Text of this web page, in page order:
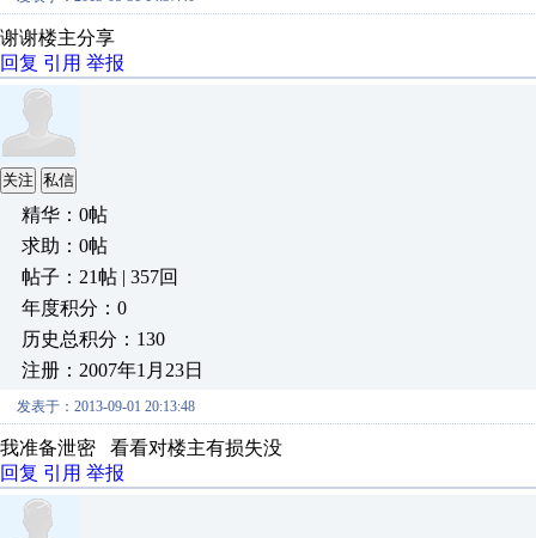
谢谢楼主分享
回复 引用 举报
关注 私信
精华：0帖
求助：0帖
帖子：21帖 | 357回
年度积分：0
历史总积分：130
注册：2007年1月23日
发表于：2013-09-01 20:13:48
我准备泄密 看看对楼主有损失没
回复 引用 举报